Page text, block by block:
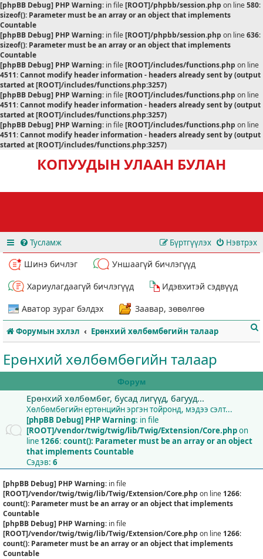
[phpBB Debug] PHP Warning: in file[ROOT]/phpbb/session.php on line580:
sizeof(): Parameter must be an array or an object that implements
Countable
[phpBB Debug] PHP Warning: in file[ROOT]/phpbb/session.php on line636:
sizeof(): Parameter must be an array or an object that implements
Countable
[phpBB Debug] PHP Warning: in file[ROOT]/includes/functions.php on line
4511:Cannot modify header information - headers already sent by (output
started at [ROOT]/includes/functions.php:3257)
[phpBB Debug] PHP Warning: in file[ROOT]/includes/functions.php on line
4511:Cannot modify header information - headers already sent by (output
started at [ROOT]/includes/functions.php:3257)
[phpBB Debug] PHP Warning: in file[ROOT]/includes/functions.php on line
4511:Cannot modify header information - headers already sent by (output
started at [ROOT]/includes/functions.php:3257)
КОПУУДЫН УЛААН БУЛАН
Тусламж Нэвтрэх
Бүртгүүлэх
Шинэ бичлэг
Уншаагүй бичлэгүүд
Хариулагдаагүй бичлэгүүд
Идэвхитэй сэдвүүд
Аватор зураг бэлдэх
Заавар, зөвөлгөө
Форумын эхлэл Ерөнхий хөлбөмбөгийн талаар
Ерөнхий хөлбөмбөгийн талаар
Форум
Ерөнхий хөлбөмбөг, бусад лигүүд, багууд...
Хөлбөмбөгийн ертөнцийн эргэн тойронд, мэдээ сэлт...
[phpBB Debug] PHP Warning: in file
[ROOT]/vendor/twig/twig/lib/Twig/Extension/Core.phpon
line 1266: count(): Parameter must be an array or an object
that implements Countable
Сэдэв: 6
[phpBB Debug] PHP Warning: in file
[ROOT]/vendor/twig/twig/lib/Twig/Extension/Core.php on line 1266:
count(): Parameter must be an array or an object that implements
Countable
[phpBB Debug] PHP Warning: in file
[ROOT]/vendor/twig/twig/lib/Twig/Extension/Core.php on line 1266:
count(): Parameter must be an array or an object that implements
Countable